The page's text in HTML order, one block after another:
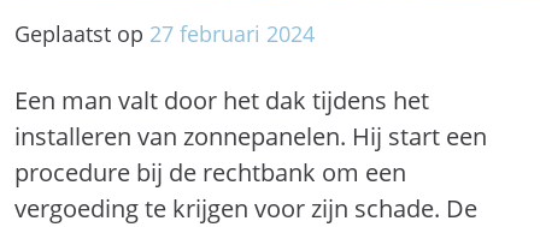
Geplaatst op 27 februari 2024
Een man valt door het dak tijdens het
installeren van zonnepanelen. Hij start een
procedure bij de rechtbank om een
vergoeding te krijgen voor zijn schade. De